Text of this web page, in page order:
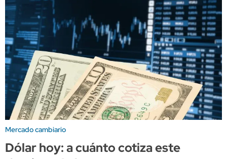
Mercado cambiario
Dólar hoy: a cuánto cotiza este